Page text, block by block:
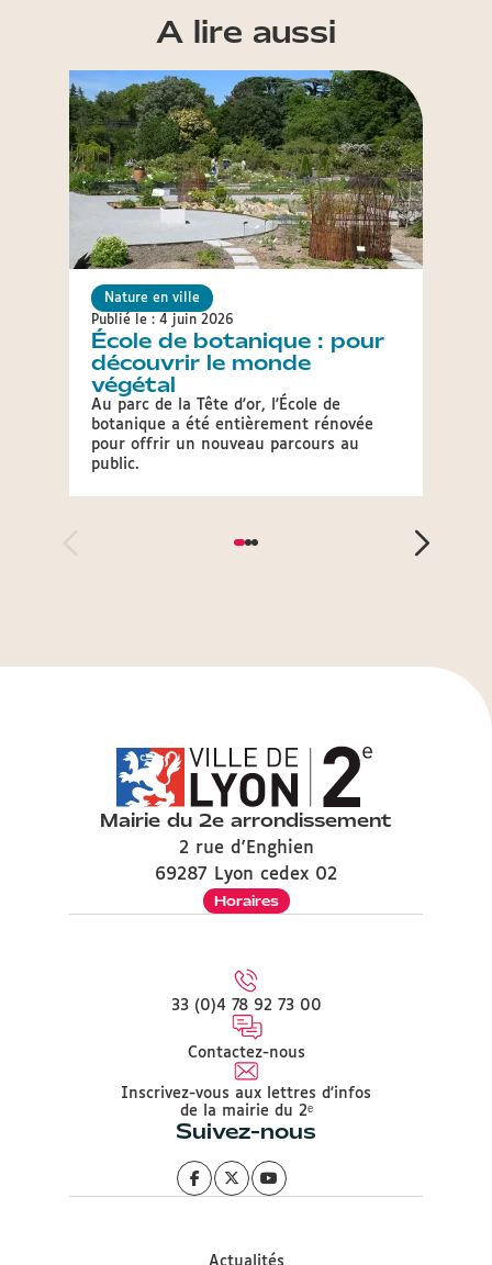
A lire aussi
Nature en ville
Publié le : 4 juin 2026
École de botanique : pour
découvrir le monde
végétal
Au parc de la Tête d'or, l'École de
botanique a été entièrement rénovée
pour offrir un nouveau parcours au
public.
Mairie du 2e arrondissement
2 rue d'Enghien
69287 Lyon cedex 02
Horaires
33 (0)4 78 92 73 00
Contactez-nous
Inscrivez-vous aux lettres d'infos
de la mairie du 2ᵉ
Suivez-nous
Actualités